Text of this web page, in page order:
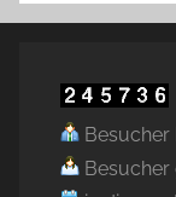
Besucher
Besucher